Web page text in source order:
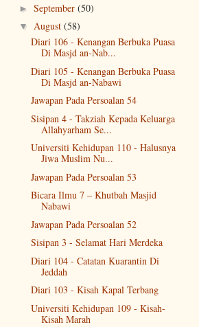
► September (50)
▼ August (58)
Diari 106 - Kenangan Berbuka Puasa
Di Masjd an-Nab...
Diari 105 - Kenangan Berbuka Puasa
Di Masjd an-Nabawi
Jawapan Pada Persoalan 54
Sisipan 4 - Takziah Kepada Keluarga
Allahyarham Se...
Universiti Kehidupan 110 - Halusnya
Jiwa Muslim Nu...
Jawapan Pada Persoalan 53
Bicara Ilmu 7 – Khutbah Masjid
Nabawi
Jawapan Pada Persoalan 52
Sisipan 3 - Selamat Hari Merdeka
Diari 104 - Catatan Kuarantin Di
Jeddah
Diari 103 - Kisah Kapal Terbang
Universiti Kehidupan 109 - Kisah-
Kisah Marah